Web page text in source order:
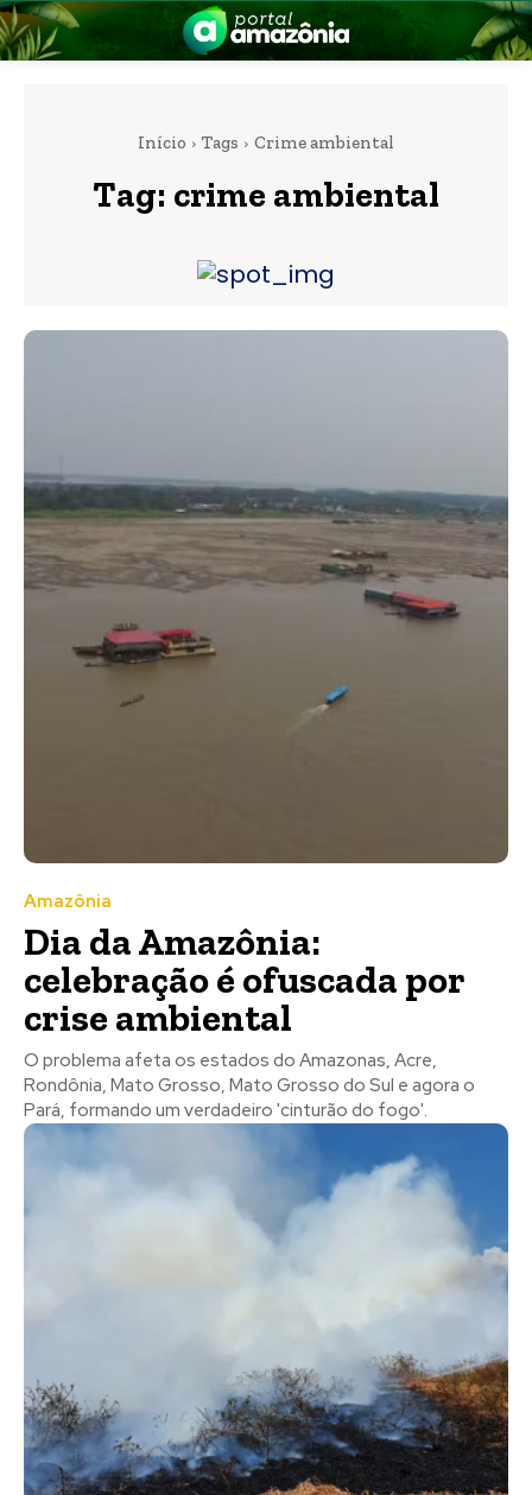
Início Tags Crime ambiental
Tag: crime ambiental
Amazônia
Dia da Amazônia:
celebração é ofuscada por
crise ambiental
O problema afeta os estados do Amazonas, Acre,
Rondônia, Mato Grosso, Mato Grosso do Sul e agora o
Pará, formando um verdadeiro 'cinturão do fogo'.